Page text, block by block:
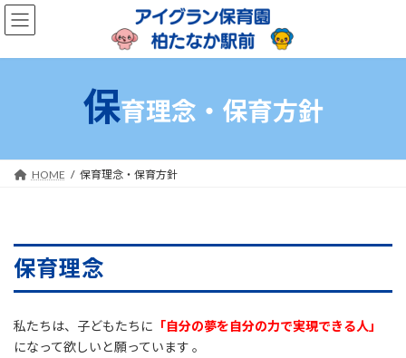
コ
ン
ン
ナ
ビ
ー
保育理念・保育方針
HOME 保育理念・保育方針
保育理念
私たちは、子どもたちに 「自分の夢を自分の力で実現できる人」
になって欲しいと願っています 。